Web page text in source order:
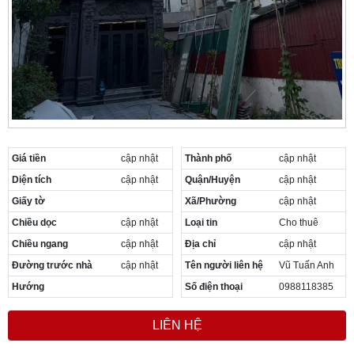
Giá tiền
cập nhật
Diện tích
cập nhật
Giấy tờ
Chiều dọc
cập nhật
Chiều ngang
cập nhật
Đường trước nhà
cập nhật
Hướng
Thành phố
cập nhật
Quận/Huyện
cập nhật
Xã/Phường
cập nhật
Loại tin
Cho thuê
Địa chỉ
cập nhật
Tên người liên hệ
Vũ Tuấn Anh
Số điện thoại
0988118385
LIÊN HỆ